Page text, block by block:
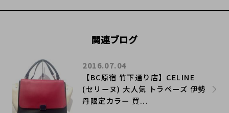
関連ブログ
【BC原宿 竹下通り店】CELINE
(セリーヌ) 大人気 トラペーズ 伊勢
丹限定カラー 買...
2016.07.04